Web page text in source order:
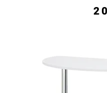
2